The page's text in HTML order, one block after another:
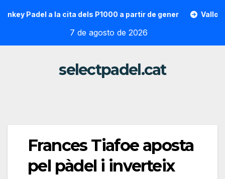
a la cita dels P1000 a partir de gener Vallon
7 de agosto de 2026
selectpadel.cat
Frances Tiafoe aposta
pel pàdel i inverteix